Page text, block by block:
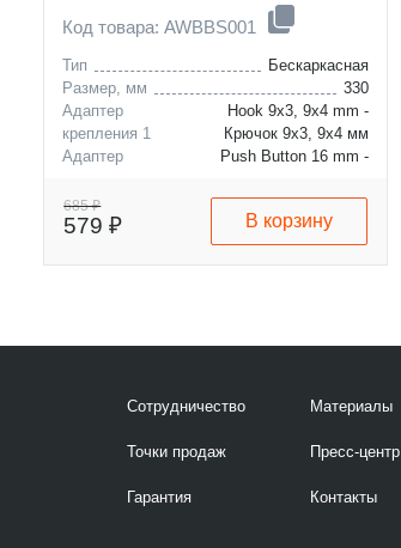
Код товара: AWBBS001
Тип
Бескаркасная
Размер, мм
330
Адаптер
крепления 1
Hook 9x3, 9x4 mm -
Крючок 9x3, 9x4 мм
Адаптер
Push Button 16 mm -
685 ₽
579 ₽ В корзину
Сотрудничество
Точки продаж
Гарантия
Материалы
Пресс-центр
Контакты